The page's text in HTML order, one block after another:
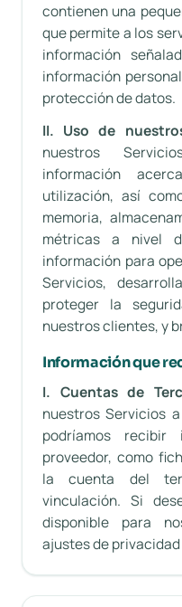
contienen una
que permite a los
información
información
protección de datos.
II. Uso de
nuestros
información
utilización, así
memoria,
métricas a nivel
información para
Servicios,
proteger la
nuestros clientes, y
Información que
I. Cuentas de
nuestros Servicios
podríamos recibir
proveedor, como
la cuenta del
vinculación. Si
disponible para
ajustes de